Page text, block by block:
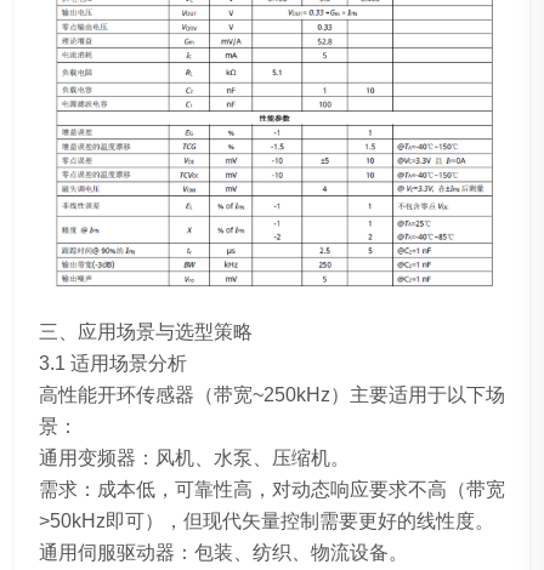
三、应用场景与选型策略
3.1 适用场景分析
高性能开环传感器（带宽~250kHz）主要适用于以下场
景：
通用变频器：风机、水泵、压缩机。
需求：成本低，可靠性高，对动态响应要求不高（带宽
>50kHz即可），但现代矢量控制需要更好的线性度。
通用伺服驱动器：包装、纺织、物流设备。